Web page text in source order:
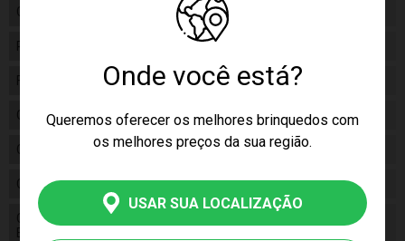
Onde você está?
Queremos oferecer os melhores brinquedos com
os melhores preços da sua região.
USAR SUA LOCALIZAÇÃO
Gênero Unissex
Personagem Gabby's
Fabricante Estrela
Código 1001609900080
Código de Barras 7896027561746
Composição Plástico e Papel
Conteúdo da
Embalagem
01 Jogo Tapa Certo Casa Mágica da